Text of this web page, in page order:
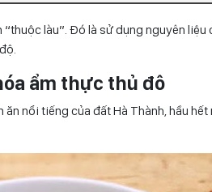
“thuộc làu”. Đó là sử dụng nguyên liệu
ẩm thực thủ đô
nổi tiếng của đất Hà Thành, hầu